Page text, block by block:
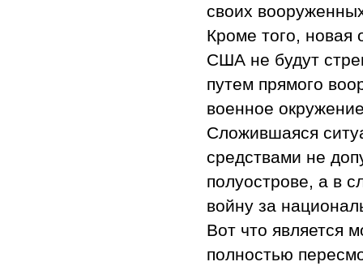
своих
Кроме того, новая
США не будут
путем прямого
военное
Сложившаяся
средствами не
полуострове, а в
войну за
Вот что является
полностью